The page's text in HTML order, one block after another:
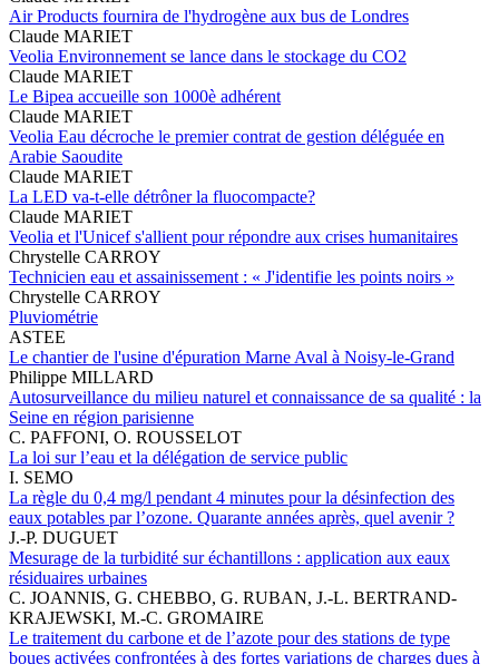
Air Products fournira de l'hydrogène aux bus de Londres
Claude MARIET
Veolia Environnement se lance dans le stockage du CO2
Claude MARIET
Le Bipea accueille son 1000è adhérent
Claude MARIET
Veolia Eau décroche le premier contrat de gestion déléguée en
Arabie Saoudite
Claude MARIET
La LED va-t-elle détrôner la fluocompacte?
Claude MARIET
Veolia et l'Unicef s'allient pour répondre aux crises humanitaires
Chrystelle CARROY
Technicien eau et assainissement : « J'identifie les points noirs »
Chrystelle CARROY
Pluviométrie
ASTEE
Le chantier de l'usine d'épuration Marne Aval à Noisy-le-Grand
Philippe MILLARD
Autosurveillance du milieu naturel et connaissance de sa qualité : la
Seine en région parisienne
C. PAFFONI, O. ROUSSELOT
La loi sur l’eau et la délégation de service public
I. SEMO
La règle du 0,4 mg/l pendant 4 minutes pour la désinfection des
eaux potables par l’ozone. Quarante années après, quel avenir ?
J.-P. DUGUET
Mesurage de la turbidité sur échantillons : application aux eaux
résiduaires urbaines
C. JOANNIS, G. CHEBBO, G. RUBAN, J.-L. BERTRAND-
KRAJEWSKI, M.-C. GROMAIRE
Le traitement du carbone et de l’azote pour des stations de type
boues activées confrontées à des fortes variations de charges dues à